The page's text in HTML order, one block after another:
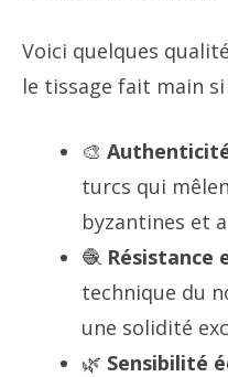
Voici quelques
le tissage fait main
🎨
turcs qui
byzantines et
🧶 Résistance
technique du
une solidité
🌿 Sensibilité